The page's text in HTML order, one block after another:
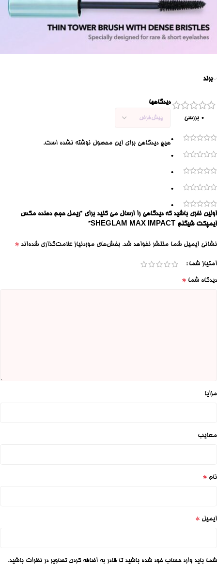
برند
0 بررسی
0
0
0
0
0
دیدگاهها
هیچ دیدگاهی برای این محصول نوشته نشده است.
اولین نفری باشید که دیدگاهی را ارسال می کنید برای “ریمل حجم دهنده مکس
ایمپکت شیگلم SHEGLAM MAX IMPACT”
نشانی ایمیل شما منتشر نخواهد شد. بخش‌های موردنیاز علامت‌گذاری شده‌اند *
امتیاز شما
دیدگاه شما *
مزایا
معایب
نام *
ایمیل *
شما باید وارد حساب خود شده باشید تا قادر به اضافه کردن تصاویر در نظرات باشید.